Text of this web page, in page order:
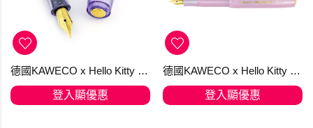
德國KAWECO x Hello Kitty 亮粉紫 透明鋼筆 金尖 F
登入顯優惠
德國KAWECO x Hello Kitty 珍珠粉透明鋼筆 金尖 F
登入顯優惠